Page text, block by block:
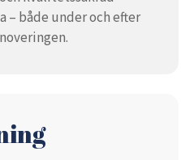
– både under och efter